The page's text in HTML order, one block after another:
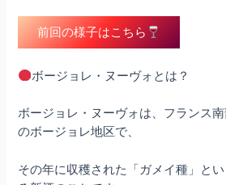
前回の様子はこちら
ボージョレ・ヌーヴォとは？
ボージョレ・ヌーヴォは、フランス
のボージョレ地区で、
その年に収穫された「ガメイ種」と